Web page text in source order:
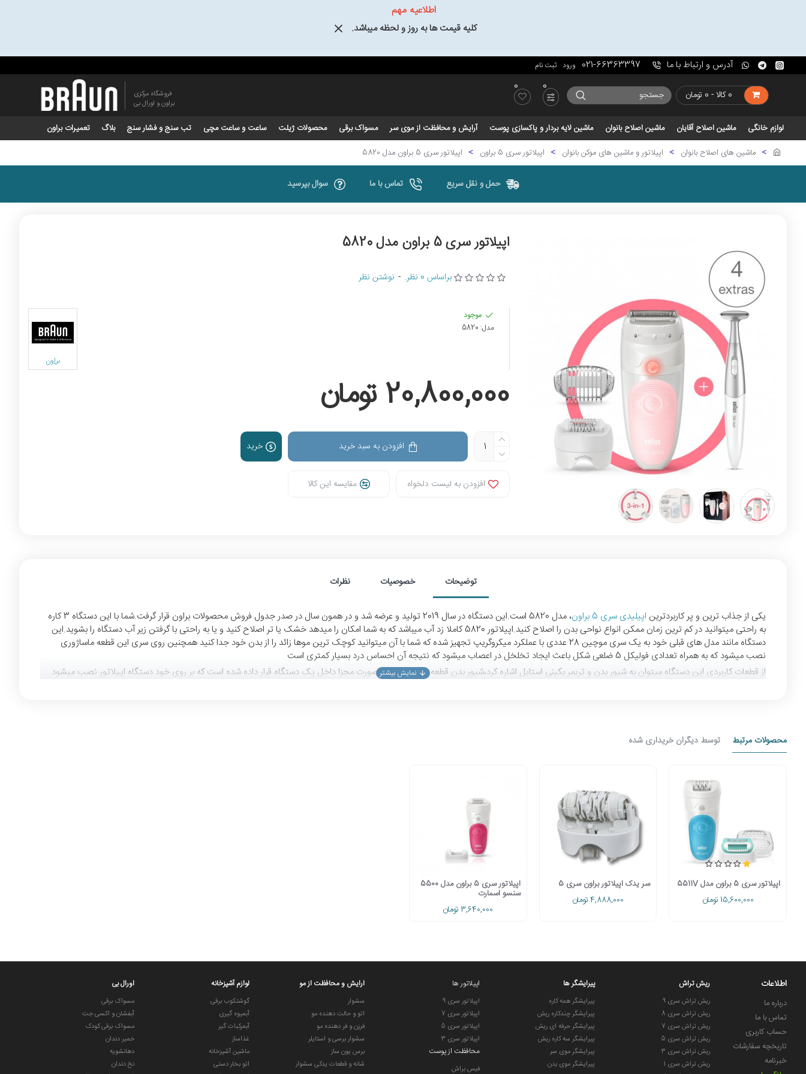
اطلاعیه مهم
کلیه قیمت ها به روز و لحظه میباشد.
آدرس و ارتباط با ما 021-66363397 ورود ثبت نام
فروشگاه مرکزی
براون و اورال بی
0 0
0 کالا - 0 تومان
لوازم خانگی ماشین اصلاح آقایان ماشین اصلاح بانوان ماشین لایه بردار و پاکسازی پوست آرایش و محافظت از موی سر مسواک برقی محصولات ژیلت ساعت و ساعت مچی تب سنج و فشار سنج بلاگ
تعمیرات براون
ماشین های اصلاح بانوان
اپیلاتور و ماشین های موکن بانوان اپیلاتور سری 5 براون اپیلاتور سری 5 براون مدل 5820
حمل و نقل سریع تماس با ما سوال بپرسید
اپیلاتور سری 5 براون مدل 5820
موجود
مدل: 5820
براون
براساس 0 نظر. - نوشتن نظر
20,800,000 تومان
افزودن به سبد خرید خرید
افزودن به لیست دلخواه مقایسه این کالا
توضیحات خصوصیات نظرات
یکی از جذاب ترین و پر کاربردترین اپیلیدی سری 5 براون
، مدل 5820 است.این دستگاه در سال 2019 تولید و عرضه شد و در همون سال در صدر جدول فروش محصولات براون قرار گرفت.شما با این دستگاه 3 کاره
به راحتی میتوانید در کم ترین زمان ممکن انواع نواحی بدن را اصلاح کنید.اپیلاتور 5820 کاملا زد آب میباشد که به شما امکان را میدهد خشک یا تر اصلاح کنید و یا به راحتی با گرفتن زیر آب دستگاه را بشوید.این
دستگاه مانند مدل های قبلی خود به یک سری موچین 28 عددی با عملکرد میکروگریپ تجهیز شده که شما با آن میتوانید کوچک ترین موها زائد را از بدن خود جدا کنید همچنین روی سری این قطعه ماساژوری
نصب میشود که به همراه تعدادی فولیکل 5 ضلعی شکل باعث ایجاد تخلخل در اعصاب میشود که نتیجه آن احساس درد بسیار کمتری است
از قطعات کاربردی این دستگاه میتوان به شیور بدن و تریمر بکینی استایل اشاره کرد،شیور بدن قطعه ای است که به صورت مجزا داخل پک دستگاه قرار داده شده است که بر روی خود دستگاه اپیلاتور نصب میشود
محصولات مرتبط توسط دیگران خریداری شده
اپیلاتور سری 5 براون مدل 5511V
15,600,000 تومان
سر یدک اپیلاتور براون سری 5
4,888,000 تومان
اپیلاتور سری 5 براون مدل 5500
سنسو اسمارت
3,640,000 تومان
اطلاعات
درباره ما
تماس با ما
حساب کاربری
تاریخچه سفارشات
خبرنامه
ریش تراش
ریش تراش سری 9
ریش تراش سری 8
ریش تراش سری 7
ریش تراش سری 5
ریش تراش سری 3
ریش تراش سری 1
پیرایشگر ها
پیرایشگر همه کاره
پیرایشگر چندکاره ریش
پیرایشگر حرفه ای ریش
پیرایشگر سه کاره ریش
پیرایشگر موی سر
پیرایشگر موی بدن
اپیلاتور ها
اپیلاتور سری 9
اپیلاتور سری 7
اپیلاتور سری 5
اپیلاتور سری 3
محافظت از پوست
فیس براش
ارایش و محافظت از مو
سشوار
اتو و حالت دهنده مو
فرزن و فر دهنده مو
سشوار برسی و استایلر
برس یون ساز
شانه و قطعات یدکی سشوار
لوازم آشپزخانه
گوشتکوب برقی
آبمیوه گیری
آبمرکبات گیر
غذاساز
ماشین آشپزخانه
اتو بخار دستی
اورال بی
مسواک برقی
آبفشان و اکسی جت
مسواک برقی کودک
خمیر دندان
دهانشویه
نخ دندان